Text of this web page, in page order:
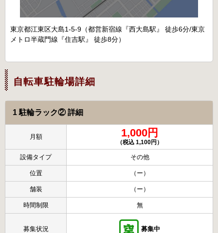
東京都江東区大島1-5-9（都営新宿線『西大島駅』 徒歩6分/東京
メトロ半蔵門線『住吉駅』 徒歩8分）
自転車駐輪場詳細
1 駐輪ラック② 詳細
月額 1,000円
（税込 1,100円）
設備タイプ その他
位置 （ー）
舗装 （ー）
時間制限 無
募集状況 募集中